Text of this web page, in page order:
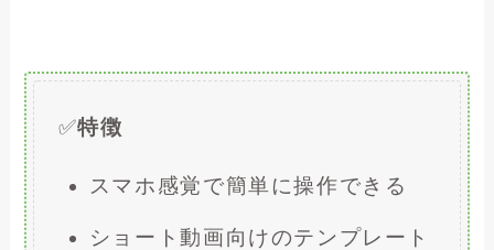
✅特徴
スマホ感覚で簡単に操作できる
ショート動画向けのテンプレート